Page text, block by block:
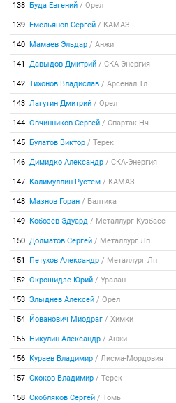
138 Буда Евгений / Орел
139 Емельянов Сергей / КАМАЗ
140 Мамаев Эльдар / Анжи
141 Давыдов Дмитрий / СКА-Энергия
142 Тихонов Владислав / Арсенал Тл
143 Лагутин Дмитрий / Орел
144 Овчинников Сергей / Спартак Нч
145 Булатов Виктор / Терек
146 Димидко Александр / СКА-Энергия
147 Калимуллин Рустем / КАМАЗ
148 Мазнов Горан / Балтика
149 Кобозев Эдуард / Металлург-Кузбасс
150 Долматов Сергей / Металлург Лп
151 Петухов Александр / Металлург Лп
152 Окрошидзе Юрий / Уралан
153 Злыднев Алексей / Орел
154 Йованович Миодраг / Химки
155 Никулин Александр / Анжи
156 Кураев Владимир / Лисма-Мордовия
157 Скоков Владимир / Терек
158 Скобляков Сергей / Томь